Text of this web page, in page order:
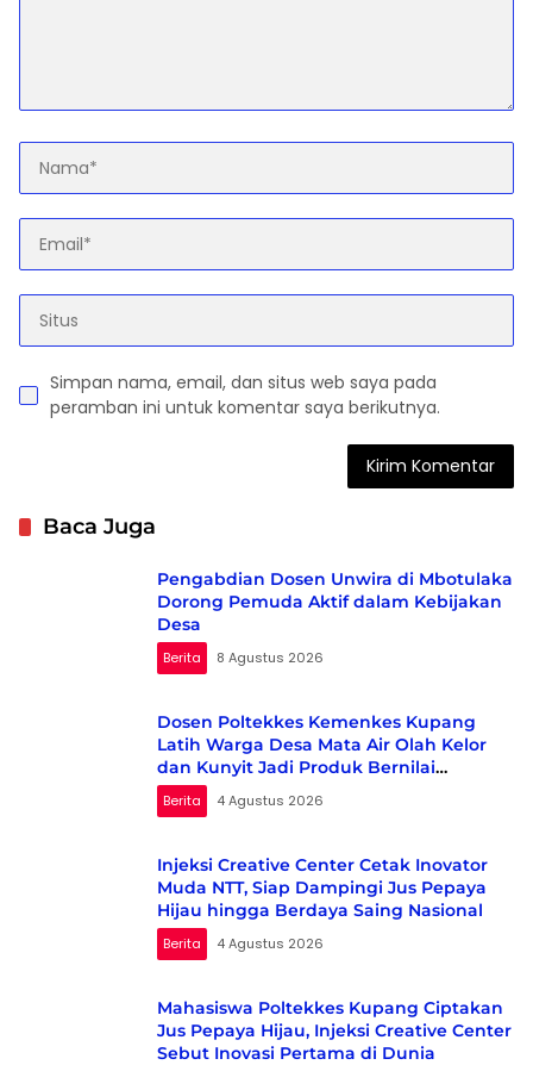
Simpan nama, email, dan situs web saya pada
peramban ini untuk komentar saya berikutnya.
Baca Juga
Pengabdian Dosen Unwira di Mbotulaka
Dorong Pemuda Aktif dalam Kebijakan
Desa
Berita 8 Agustus 2026
Dosen Poltekkes Kemenkes Kupang
Latih Warga Desa Mata Air Olah Kelor
dan Kunyit Jadi Produk Bernilai
Ekonomi
Berita 4 Agustus 2026
Injeksi Creative Center Cetak Inovator
Muda NTT, Siap Dampingi Jus Pepaya
Hijau hingga Berdaya Saing Nasional
Berita 4 Agustus 2026
Mahasiswa Poltekkes Kupang Ciptakan
Jus Pepaya Hijau, Injeksi Creative Center
Sebut Inovasi Pertama di Dunia